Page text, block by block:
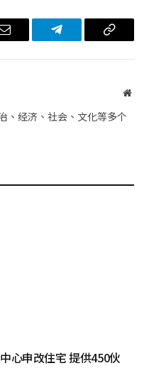
电
Telegram 复
网
、经济、社会、文化等多个
心申改住宅 提供450伙